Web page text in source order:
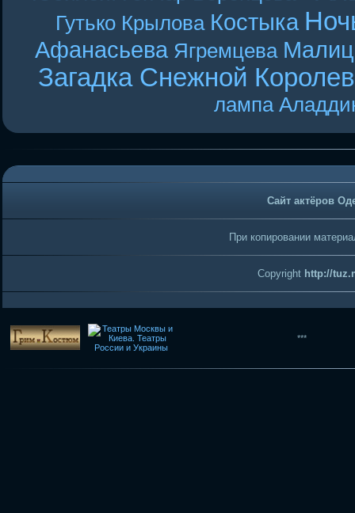
Гутько Крылова Костыка
Афанасьева Ягремцева
Загадка Снежной
лампа
Сайт актёров
При копировании
Copyright http://
***